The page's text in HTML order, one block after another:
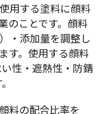
用する塗料に顔料
のことです。顔料
・添加量を調整し
す。使用する顔料
性・遮熱性・防錆
料の配合比率を